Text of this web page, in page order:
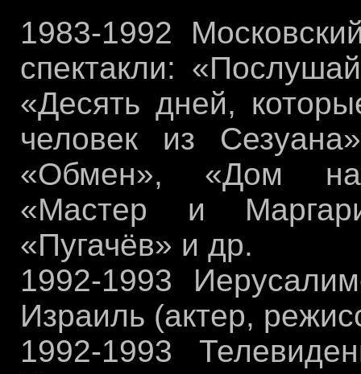
1983-1992
спектакли:
«Десять дней,
человек из
«Обмен», «Дом на
«Мастер и
«Пугачёв» и др.
1992-1993
Израиль (актер,
1992-1993